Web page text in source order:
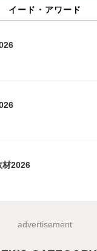
イード・アワード
材2026
advertisement